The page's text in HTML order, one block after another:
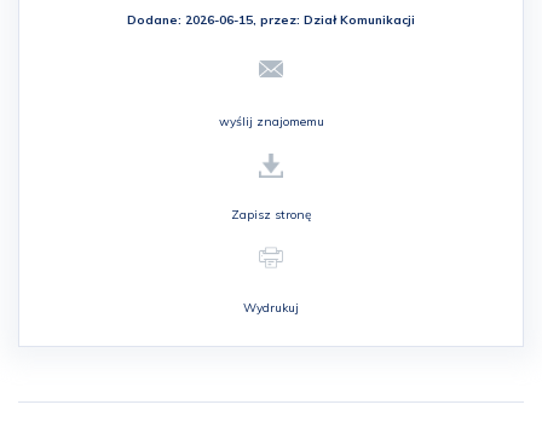
Dodane: 2026-06-15, przez: Dział Komunikacji
wyślij znajomemu
Zapisz stronę
Wydrukuj